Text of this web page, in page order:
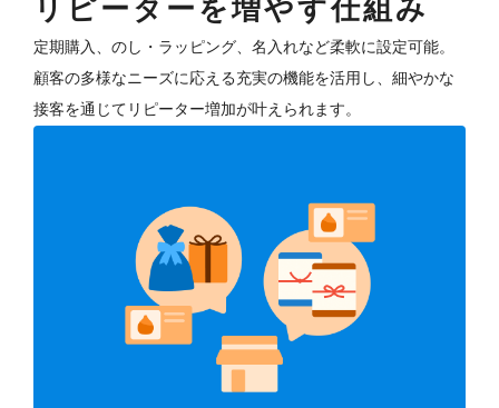
定期購入、のし・ラッピング、名入れなど柔軟に設定可能。
顧客の多様なニーズに応える充実の機能を活用し、細やかな
接客を通じてリピーター増加が叶えられます。